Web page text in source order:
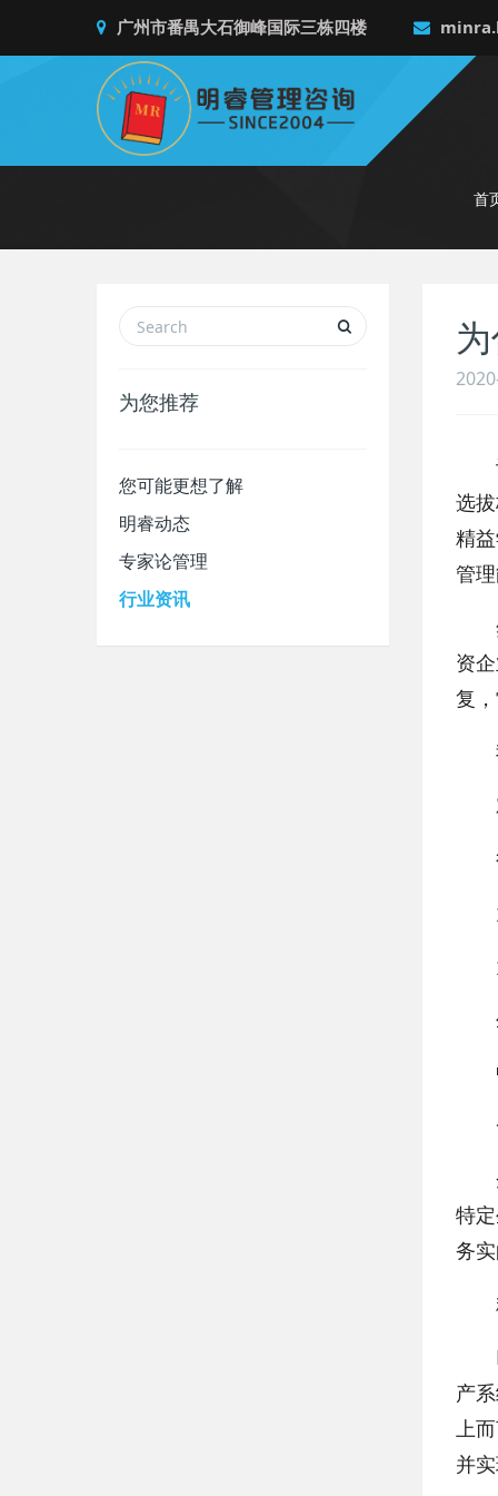
广州市番禺大石御峰国际三栋四楼
首
为您推荐
您可能更想了解
明睿动态
专家论管理
行业资讯
许
选
精
管理
然
资
复
我
对
行
为
为
生
中
一
企
特
务
精
产
上
并